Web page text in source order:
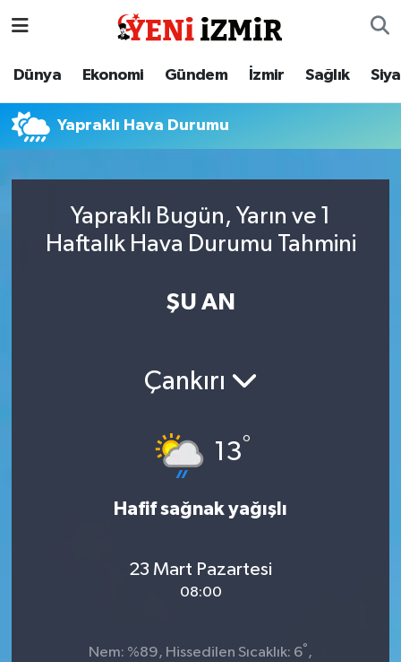
Dünya Ekonomi Gündem İzmir Sağlık
Yapraklı Hava Durumu
Yapraklı Bugün, Yarın ve 1
Haftalık Hava Durumu Tahmini
ŞU AN
Çankırı
13°
Hafif sağnak yağışlı
23 Mart Pazartesi
08:00
Nem: %89, Hissedilen Sıcaklık: 6° ,
Dünya
İzmir
Sağlık
İzmir Nöbetçi Eczaneler
İzmir Trafik Yoğunluk Haritası
Süper Lig Puan Durumu ve Fikstür